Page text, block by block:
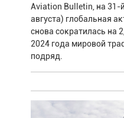
Aviation Bulletin, на 31-
августа) глобальная
снова сократилась на
2024 года мировой
подряд.